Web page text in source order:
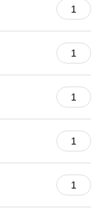
1
1
1
1
1